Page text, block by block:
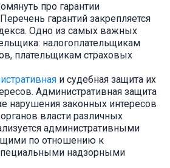
про гарантии
гарантий закрепляется
Одно из самых важных
налогоплательщикам
плательщикам страховых
и судебная защита их
Административная защита
нарушения законных интересов
власти различных
административными
по отношению к
надзорными